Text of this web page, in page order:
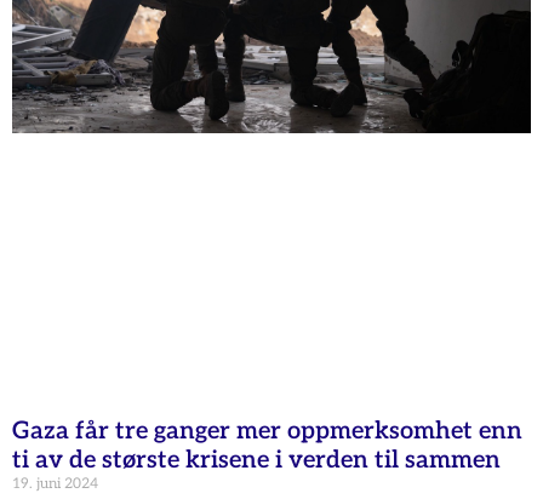
Gaza får tre ganger mer oppmerksomhet enn
ti av de største krisene i verden til sammen
19. juni 2024